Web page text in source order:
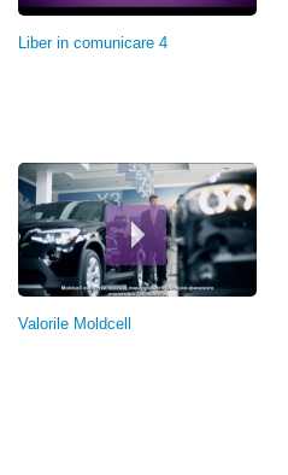
Liber in comunicare 4
Valorile Moldcell